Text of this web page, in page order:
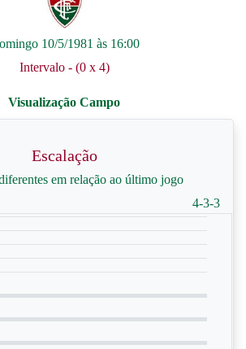
10/5/1981 às 16:00
Intervalo - (0 x 4)
Escalação
em relação ao último jogo
4-3-3